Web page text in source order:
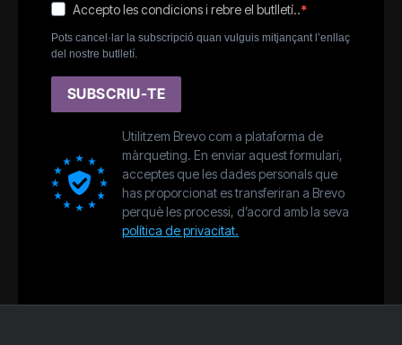
Accepto les condicions i rebre el butlletí..
Pots cancel·lar la subscripció quan vulguis mitjançant l’enllaç
del nostre butlletí.
SUBSCRIU-TE
Utilitzem Brevo com a plataforma de
màrqueting. En enviar aquest formulari,
acceptes que les dades personals que
has proporcionat es transferiran a Brevo
perquè les processi, d’acord amb la seva
política de privacitat.